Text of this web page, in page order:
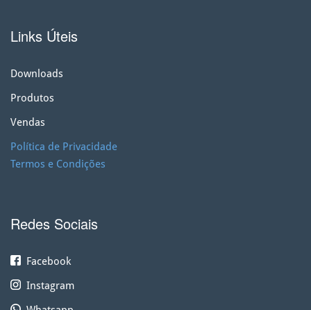
Links Úteis
Downloads
Produtos
Vendas
Política de Privacidade
Termos e Condições
Redes Sociais
Facebook
Instagram